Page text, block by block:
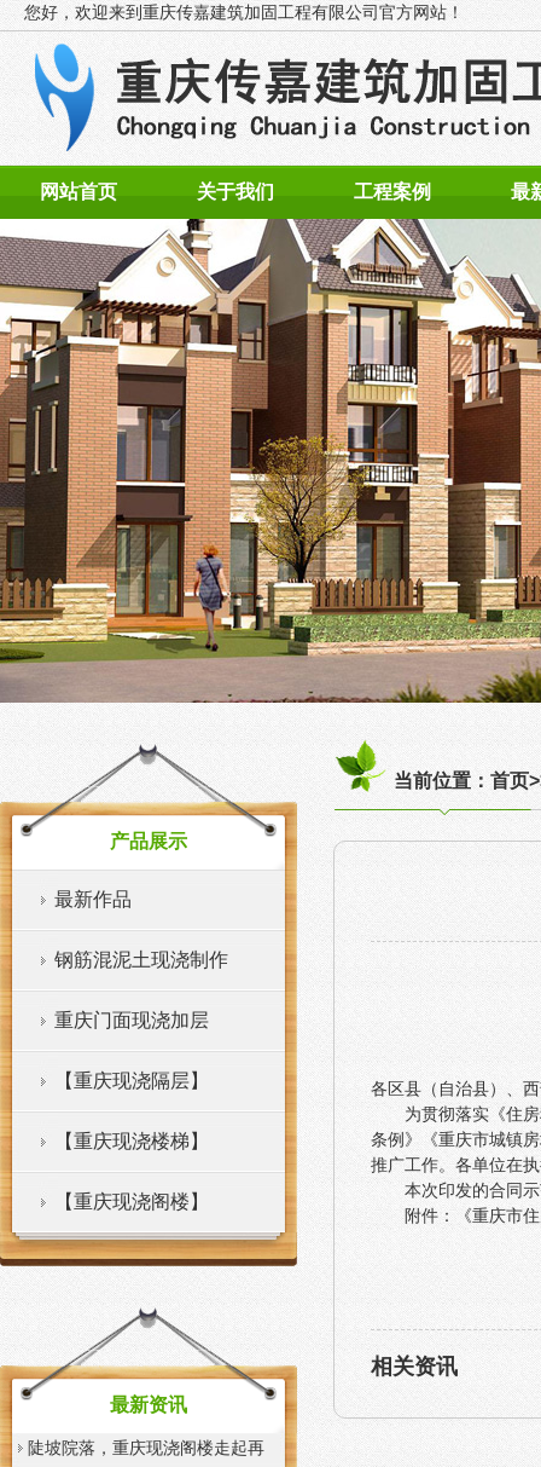
您好，欢迎来到重庆传嘉建筑加固工程有限公司官方网站！
网站首页 关于我们 工程案例 最
产品展示
最新作品
钢筋混泥土现浇制作
重庆门面现浇加层
【重庆现浇隔层】
【重庆现浇楼梯】
【重庆现浇阁楼】
最新资讯
陡坡院落，重庆现浇阁楼走起再
当前位置：首页
各区县（自治县）、
为贯彻落实《住
条例》《重庆市城镇
推广工作。各单位在
本次印发的合同
附件：《重庆市
相关资讯